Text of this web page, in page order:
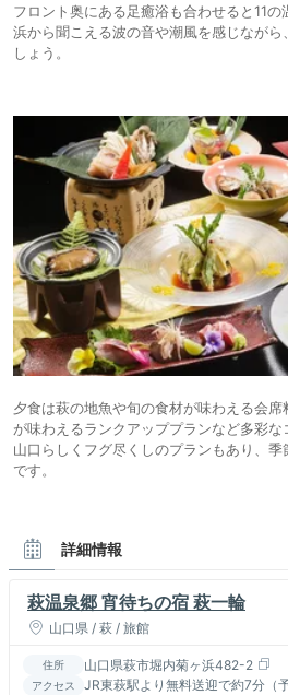
フロント奥にある足癒浴も合わせると11
浜から聞こえる波の音や潮風を感じながら
しょう。
夕食は萩の地魚や旬の食材が味わえる会
が味わえるランクアッププランなど多彩
山口らしくフグ尽くしのプランもあり、
です。
詳細情報
萩温泉郷 宵待ちの宿 萩一輪
山口県 / 萩 / 旅館
住所 山口県萩市堀内菊ヶ浜482-2
アクセス
JR東萩駅より無料送迎で約7分（